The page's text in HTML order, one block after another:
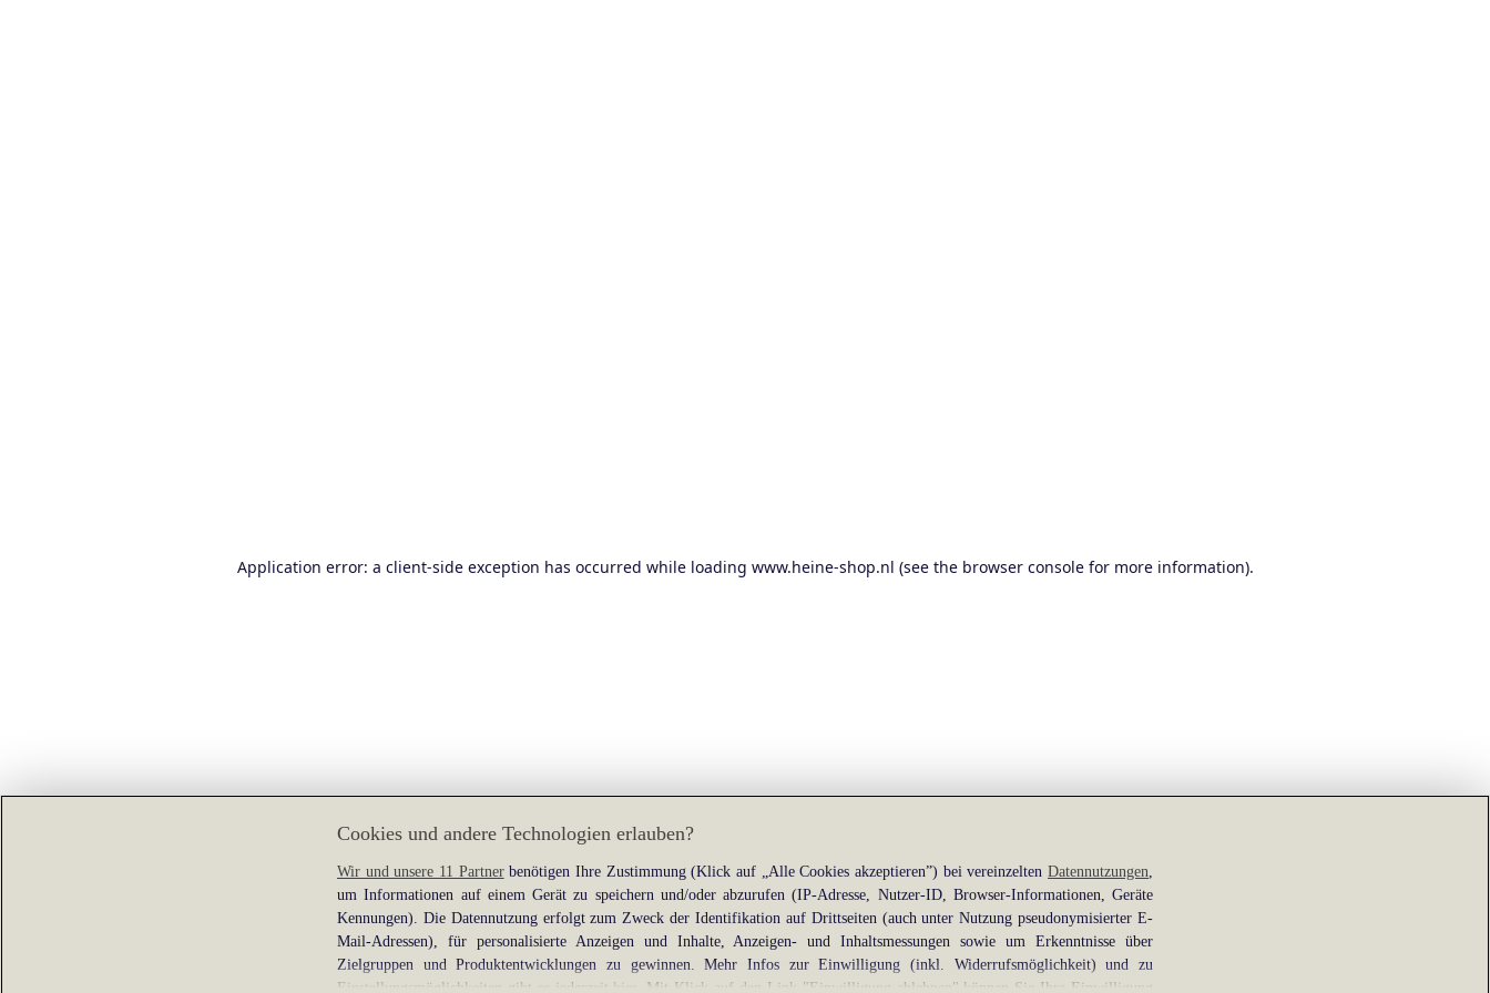
Application error: a client-side exception has occurred while loading www.heine-shop.nl (see the browser consolefor more information).
Cookies und andere Technologien erlauben?
Wir und unsere 11 Partnerbenötigen Ihre Zustimmung (Klick auf „Alle Cookies akzeptieren”) bei vereinzeltenDatennutzungen
um Informationen auf einem Gerät zu speichern und/oder abzurufen (IP-Adresse, Nutzer-ID, Browser-Informationen, Geräte
Kennungen). Die Datennutzung erfolgt zum Zweck der Identifikation auf Drittseiten (auch unter Nutzung pseudonymisierter E-
Mail-Adressen), für personalisierte Anzeigen und Inhalte, Anzeigen- und Inhaltsmessungen sowie um Erkenntnisse über
Zielgruppen und Produktentwicklungen zu gewinnen. Mehr Infos zur Einwilligung (inkl. Widerrufsmöglichkeit) und zu
Einstellungsmöglichkeiten gibt es jederzeit hier . Mit Klick auf den Link "Einwilligung ablehnen" können Sie Ihre Einwilligung